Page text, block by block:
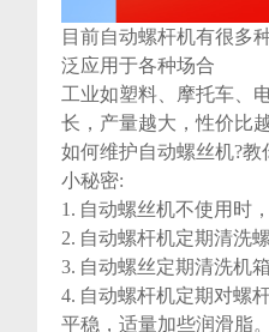
目前自动螺杆机有很多
泛应用于各种场合
工业如塑料、摩托车、
长，产量越大，性价比
如何维护自动螺丝机?教
小秘密:
1. 自动螺丝机不使用时
2. 自动螺杆机定期清洗
3. 自动螺丝定期清洗机
4. 自动螺杆机定期对螺
平稳，适量加些润滑脂。